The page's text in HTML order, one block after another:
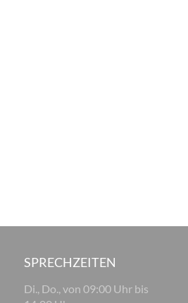
SPRECHZEITEN
Di., Do., von 09:00 Uhr bis